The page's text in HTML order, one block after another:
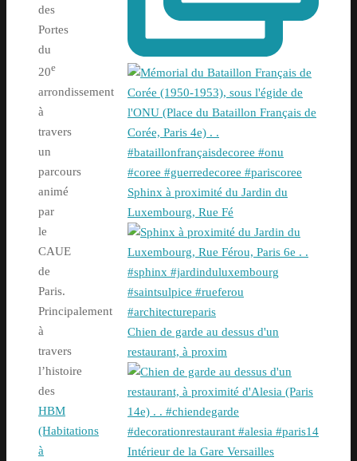
des
Portes
du
20e
arrondissement
à
travers
un
parcours
animé
par
le
CAUE
de
Paris.
Principalement
à
travers
l’histoire
des
HBM
(Habitations
à
Sphinx à proximité du Jardin du
Luxembourg, Rue Fé
Chien de garde au dessus d'un
restaurant, à proxim
Intérieur de la Gare Versailles